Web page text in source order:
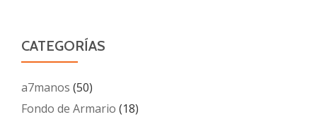
CATEGORÍAS
a7manos (50)
Fondo de Armario (18)